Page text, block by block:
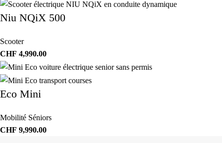
Niu NQiX 500
Scooter
CHF 4,990.00
Eco Mini
Mobilité Séniors
CHF 9,990.00